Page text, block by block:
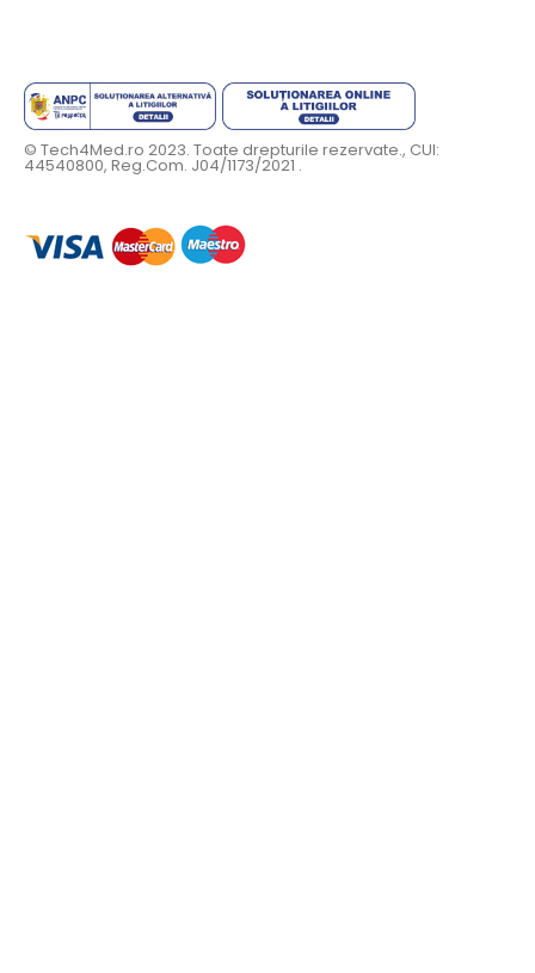
© Tech4Med.ro 2023. Toate drepturile rezervate., CUI:
44540800, Reg.Com. J04/1173/2021 .